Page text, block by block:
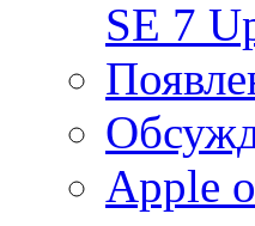
SE 7
Apple